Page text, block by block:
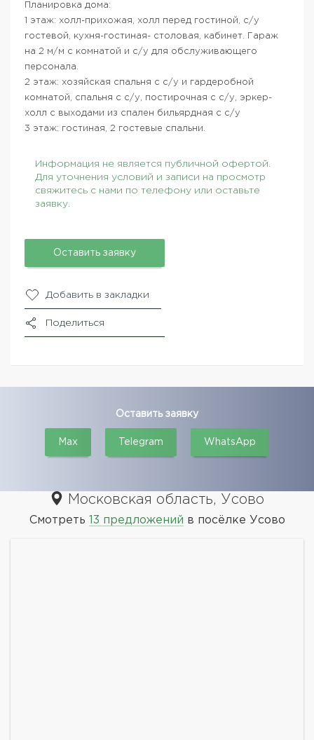
Планировка дома:
1 этаж: холл-прихожая, холл перед гостиной, с/у
гостевой, кухня-гостиная- столовая, кабинет. Гараж
на 2 м/м с комнатой и с/у для обслуживающего
персонала.
2 этаж: хозяйская спальня с с/у и гардеробной
комнатой, спальня с с/у, постирочная с с/у, эркер-
холл с выходами из спален бильярдная с с/у
3 этаж: гостиная, 2 гостевые спальни.
Информация не является публичной офертой.
Для уточнения условий и записи на просмотр
свяжитесь с нами по телефону или оставьте
заявку.
Оставить заявку
Добавить в закладки
Поделиться
Оставить заявку
Max Telegram WhatsApp
Московская область, Усово
Смотреть 13 предложений в посёлке Усово